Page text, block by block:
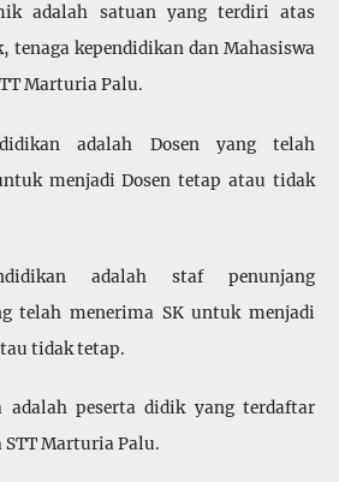
adalah satuan yang terdiri atas
tenaga kependidikan dan Maha­siswa
Marturia Palu.
adalah Dosen yang telah
menjadi Dosen tetap atau tidak
adalah staf penunjang
telah menerima SK untuk menjadi
tidak tetap.
adalah peserta didik yang terdaftar
STT Marturia Palu.